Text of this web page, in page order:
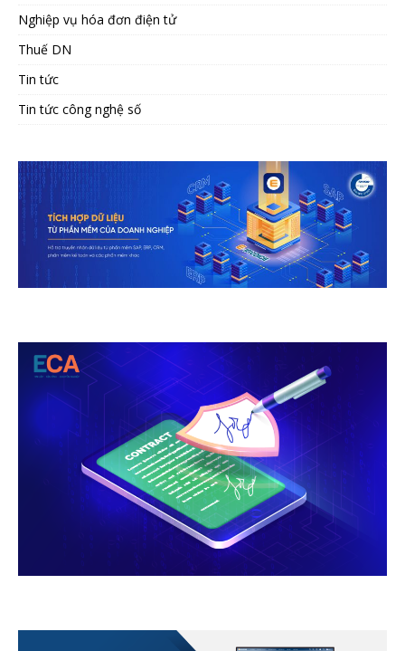
Nghiệp vụ hóa đơn điện tử
Thuế DN
Tin tức
Tin tức công nghệ số